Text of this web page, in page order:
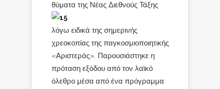
θύματα της Νέας Διεθνούς Τάξης
λόγω ειδικά της σημερινής
χρεοκοπίας της παγκοσμιοποιητικής
«Αριστεράς». Παρουσιάστηκε η
πρόταση εξόδου από τον λαϊκό
όλεθρο μέσα από ένα πρόγραμμα